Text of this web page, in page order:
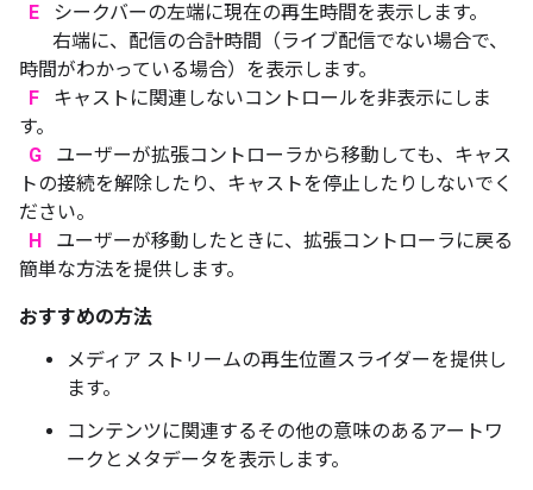
E
シークバーの左端に現在の再生時間を表示します。
右端に、配信の合計時間（ライブ配信でない場合で、
時間がわかっている場合）を表示します。
F
キャストに関連しないコントロールを非表示にしま
す。
G
ユーザーが拡張コントローラから移動しても、キャス
トの接続を解除したり、キャストを停止したりしないでく
ださい。
H
ユーザーが移動したときに、拡張コントローラに戻る
簡単な方法を提供します。
おすすめの方法
メディア ストリームの再生位置スライダーを提供し
ます。
コンテンツに関連するその他の意味のあるアートワ
ークとメタデータを表示します。